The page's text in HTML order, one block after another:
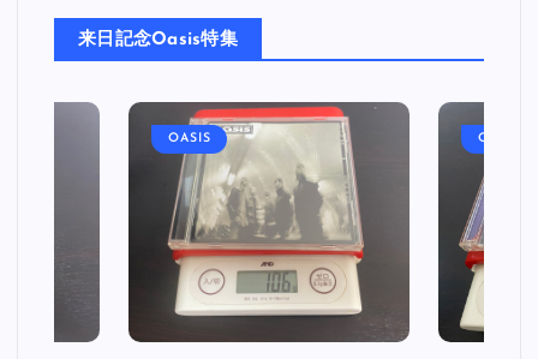
来日記念Oasis特集
OASIS OASIS